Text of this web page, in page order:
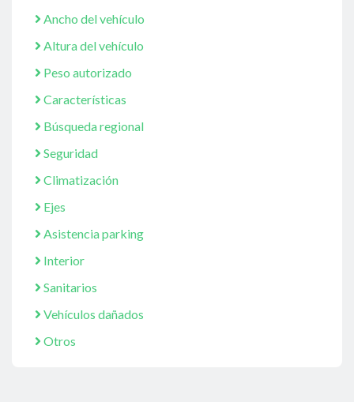
Ancho del vehículo
Altura del vehículo
Peso autorizado
Características
Búsqueda regional
Seguridad
Climatización
Ejes
Asistencia parking
Interior
Sanitarios
Vehículos dañados
Otros